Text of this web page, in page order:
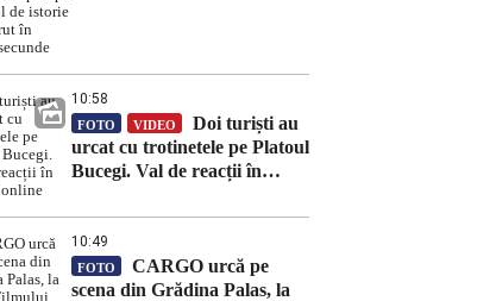
10:58
FOTO VIDEO
Doi turiști au
urcat cu trotinetele pe Platoul
Bucegi. Val de reacții în
10:49
FOTO
CARGO urcă pe
scena din Grădina Palas, la